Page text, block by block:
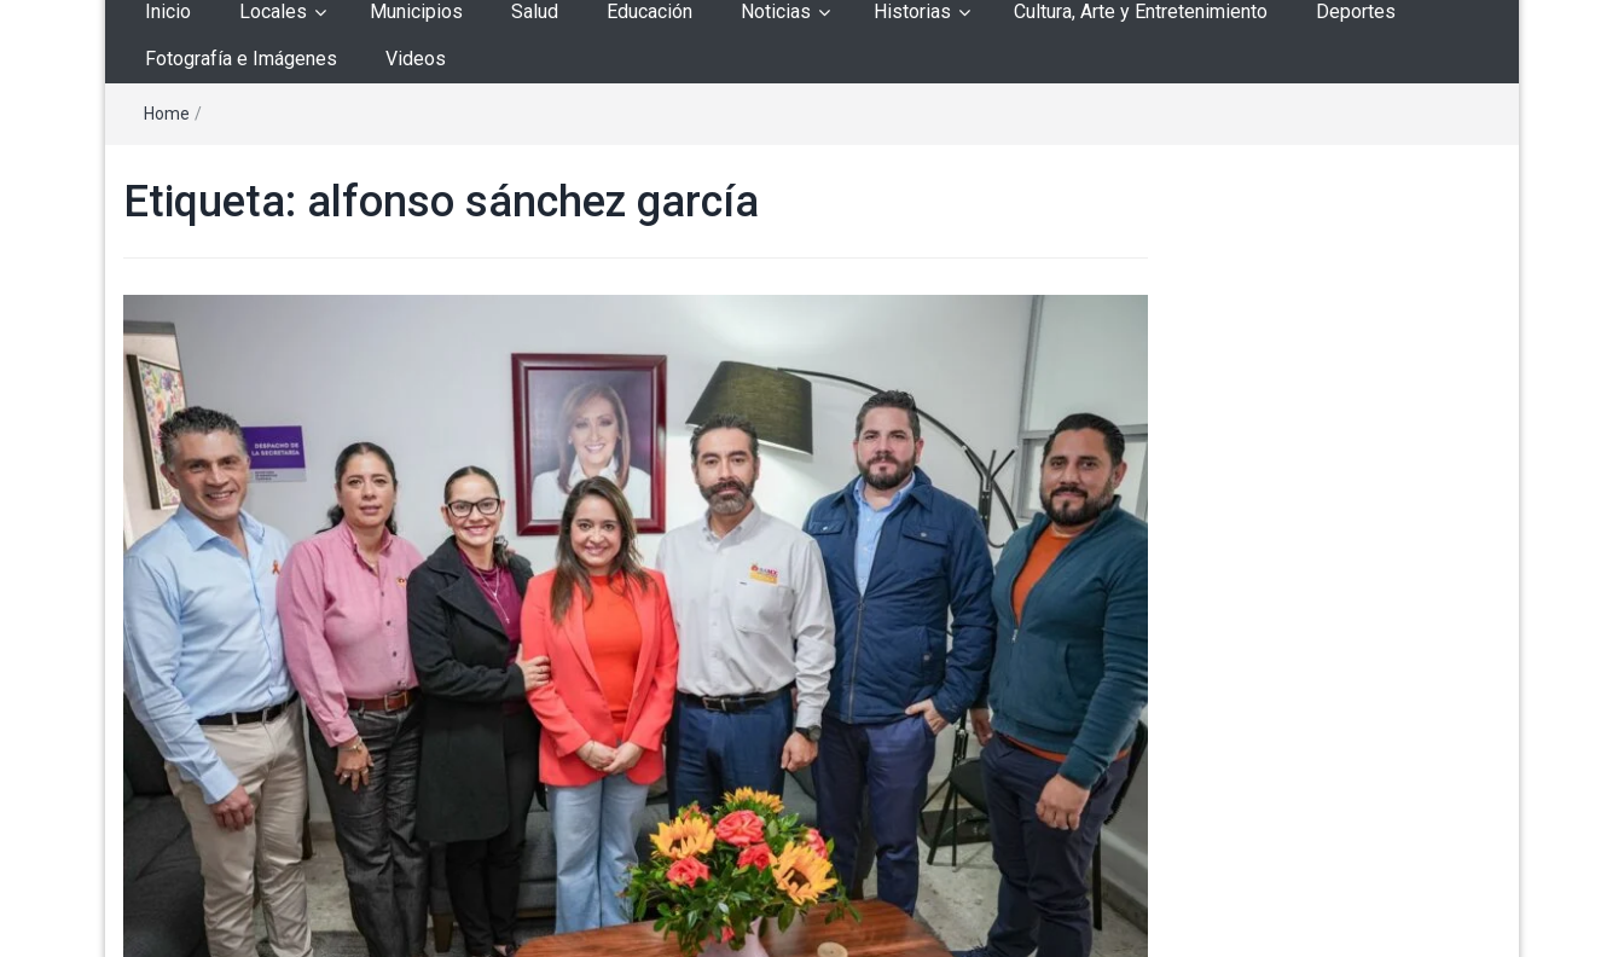
Inicio Locales Municipios Salud Educación Noticias Historias Cultura, Arte y Entretenimiento Deportes
Fotografía e Imágenes Videos
Home /
Etiqueta: alfonso sánchez garcía